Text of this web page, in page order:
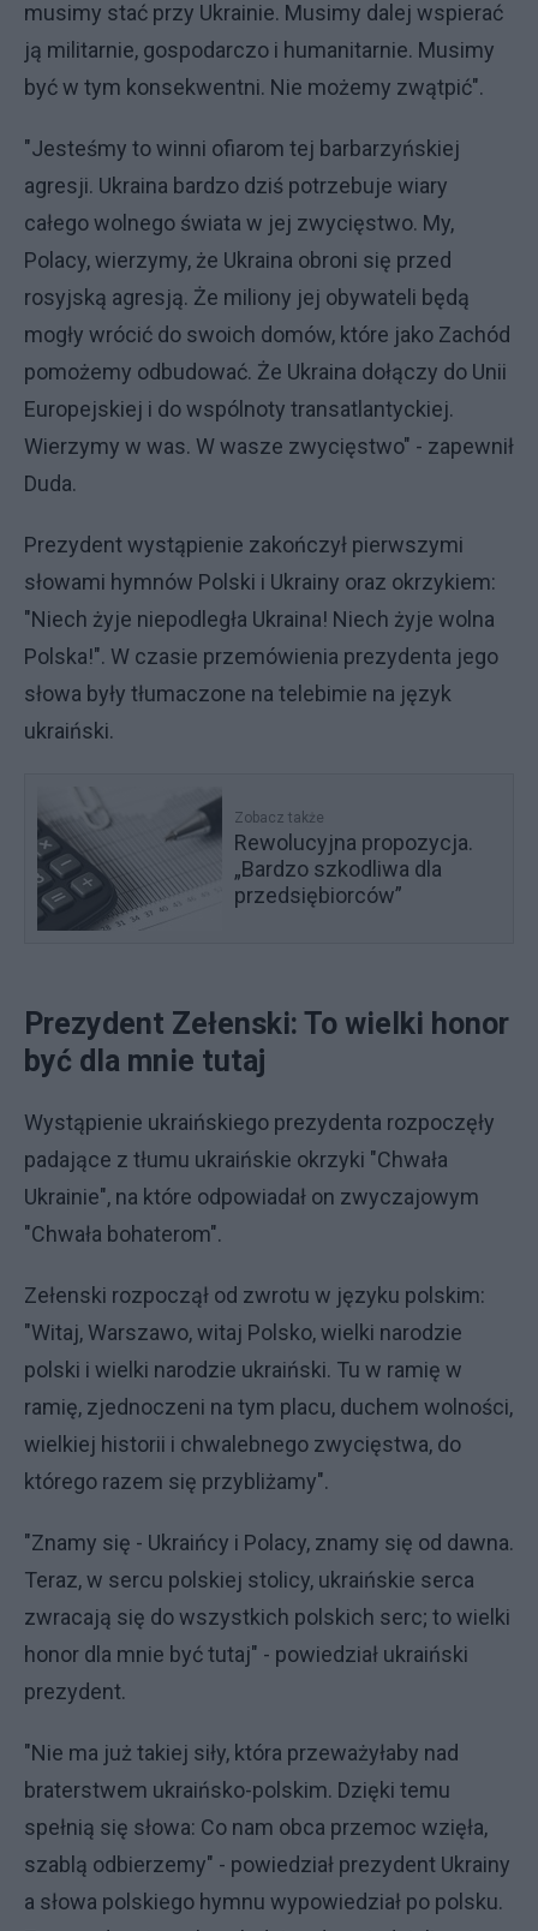
musimy stać przy Ukrainie. Musimy dalej wspierać
ją militarnie, gospodarczo i humanitarnie. Musimy
być w tym konsekwentni. Nie możemy zwątpić".
"Jesteśmy to winni ofiarom tej barbarzyńskiej
agresji. Ukraina bardzo dziś potrzebuje wiary
całego wolnego świata w jej zwycięstwo. My,
Polacy, wierzymy, że Ukraina obroni się przed
rosyjską agresją. Że miliony jej obywateli będą
mogły wrócić do swoich domów, które jako Zachód
pomożemy odbudować. Że Ukraina dołączy do Unii
Europejskiej i do wspólnoty transatlantyckiej.
Wierzymy w was. W wasze zwycięstwo" - zapewnił
Duda.
Prezydent wystąpienie zakończył pierwszymi
słowami hymnów Polski i Ukrainy oraz okrzykiem:
"Niech żyje niepodległa Ukraina! Niech żyje wolna
Polska!". W czasie przemówienia prezydenta jego
słowa były tłumaczone na telebimie na język
ukraiński.
Zobacz także
Rewolucyjna propozycja.
„Bardzo szkodliwa dla
przedsiębiorców”
Prezydent Zełenski: To wielki honor
być dla mnie tutaj
Wystąpienie ukraińskiego prezydenta rozpoczęły
padające z tłumu ukraińskie okrzyki "Chwała
Ukrainie", na które odpowiadał on zwyczajowym
"Chwała bohaterom".
Zełenski rozpoczął od zwrotu w języku polskim:
"Witaj, Warszawo, witaj Polsko, wielki narodzie
polski i wielki narodzie ukraiński. Tu w ramię w
ramię, zjednoczeni na tym placu, duchem wolności,
wielkiej historii i chwalebnego zwycięstwa, do
którego razem się przybliżamy".
"Znamy się - Ukraińcy i Polacy, znamy się od dawna.
Teraz, w sercu polskiej stolicy, ukraińskie serca
zwracają się do wszystkich polskich serc; to wielki
honor dla mnie być tutaj" - powiedział ukraiński
prezydent.
"Nie ma już takiej siły, która przeważyłaby nad
braterstwem ukraińsko-polskim. Dzięki temu
spełnią się słowa: Co nam obca przemoc wzięła,
szablą odbierzemy" - powiedział prezydent Ukrainy
a słowa polskiego hymnu wypowiedział po polsku.